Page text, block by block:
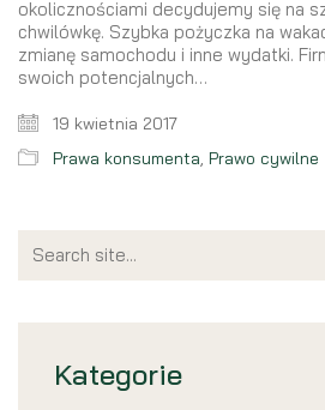
okolicznościami decydujemy się na
chwilówkę. Szybka pożyczka na
zmianę samochodu i inne wydatki.
swoich potencjalnych…
19 kwietnia 2017
Prawa konsumenta, Prawo cywilne
for:
Kategorie